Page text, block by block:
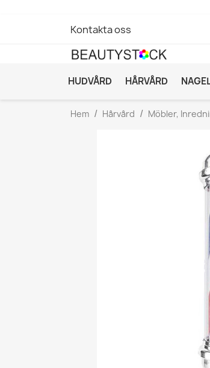
Kontakta oss
HUDVÅRD HÅRVÅRD
Hem Hårvård Möbler,